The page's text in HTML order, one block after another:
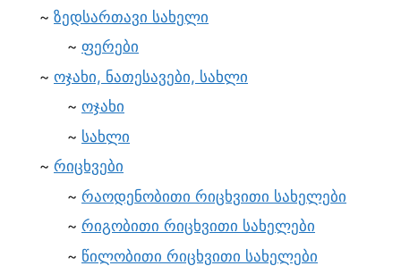
ზედსართავი სახელი
ფერები
ოჯახი, ნათესავები, სახლი
ოჯახი
სახლი
რიცხვები
რაოდენობითი რიცხვითი სახელები
რიგობითი რიცხვითი სახელები
წილობითი რიცხვითი სახელები